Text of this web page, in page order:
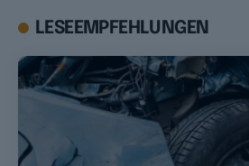
LESEEMPFEHLUNGEN